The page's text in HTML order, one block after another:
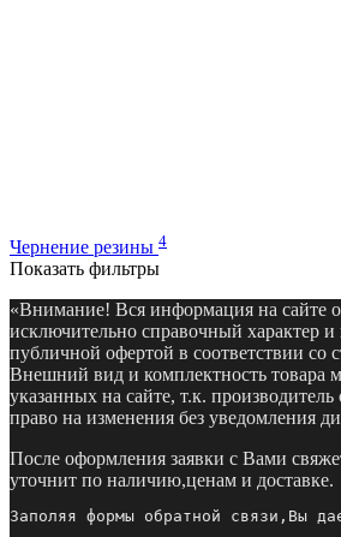
Чернение резины 4
Показать фильтры
«Внимание! Вся информация на сайте о
исключительно справочный характер и
публичной офертой в соответствии со
Внешний вид и комплектность товара
указанных на сайте, т.к. производитель
право на изменения без уведомления
После оформления заявки с Вами
уточнит по наличию,ценам и доставке.
Заполяя формы обратной связи,Вы